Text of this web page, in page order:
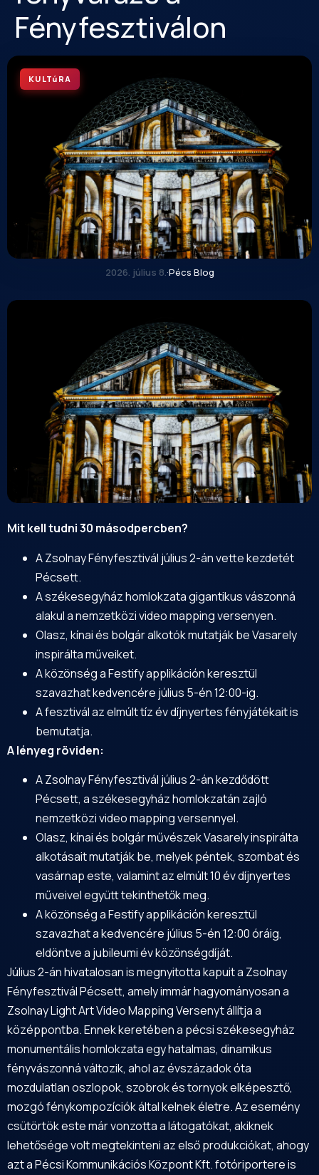
Fényfesztiválon
KULTúRA
2026. július 8.·Pécs Blog
Mit kell tudni 30 másodpercben?
AZsolnayFényfesztivál július 2-án vette kezdetét
Pécsett.
A székesegyház homlokzata gigantikus vászonná
alakul a nemzetközi video mapping versenyen.
Olasz, kínai és bolgár alkotók mutatják be Vasarely
inspirálta műveiket.
A közönség a Festify applikáción keresztül
szavazhat kedvencére július 5-én 12:00-ig.
A fesztivál az elmúlt tíz év díjnyertes fényjátékait is
bemutatja.
A lényeg röviden:
A Zsolnay Fényfesztivál július 2-án kezdődött
Pécsett, a székesegyház homlokzatán zajló
nemzetközi video mapping versennyel.
Olasz, kínai és bolgár művészek Vasarely inspirálta
alkotásait mutatják be, melyek péntek, szombat és
vasárnap este, valamint az elmúlt 10 év díjnyertes
műveivel együtt tekinthetők meg.
A közönség a Festify applikáción keresztül
szavazhat a kedvencére július 5-én 12:00 óráig,
eldöntve a jubileumi év közönségdíját.
Július 2-án hivatalosan is megnyitotta kapuit a Zsolnay
Fényfesztivál Pécsett, amely immár hagyományosan a
Zsolnay Light Art Video Mapping Versenyt állítja a
középpontba. Ennek keretében a pécsi székesegyház
monumentális homlokzata egy hatalmas, dinamikus
fényvászonná változik, ahol az évszázadok óta
mozdulatlan oszlopok, szobrok és tornyok elképesztő,
mozgó fénykompozíciók által kelnek életre. Az esemény
csütörtök este már vonzotta a látogatókat, akiknek
lehetősége volt megtekinteni az első produkciókat, ahogy
azt a Pécsi Kommunikációs Központ Kft. fotóriportere is